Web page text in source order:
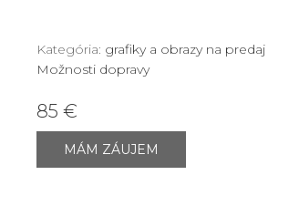
Kategória: grafiky a obrazy na predaj
Možnosti dopravy
85 €
MÁM ZÁUJEM